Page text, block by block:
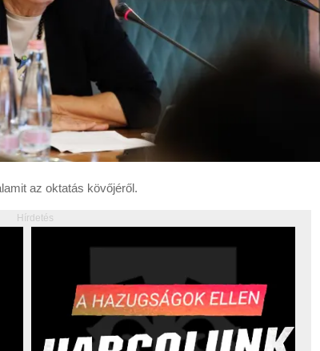
az oktatás kövőjéről.
Hírdetés